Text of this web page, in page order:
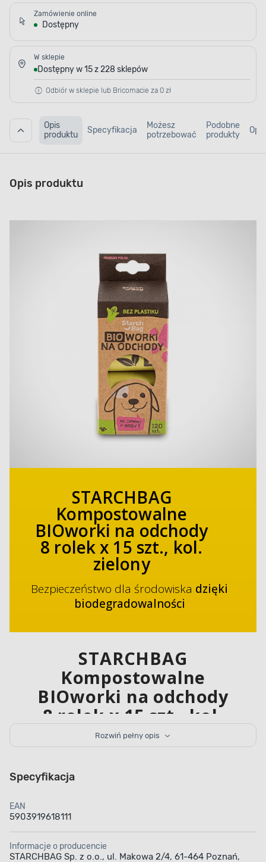
Zamówienie online
Dostępny
W sklepie
Dostępny w 15 z 228 sklepów
Odbiór w sklepie lub Bricomacie za 0 zł
Opis
produktu
Specyfikacja
Możesz
potrzebować
Podobne
produkty
Opis produktu
STARCHBAG
Kompostowalne
BIOworki na odchody
8 rolek x 15 szt., kol.
zielony
Bezpieczeństwo dla środowiska dzięki
biodegradowalności
STARCHBAG
Kompostowalne
BIOworki na odchody
8 rolek x 15 szt., kol.
zielony
czystości po swoim
psie
Rozwiń pełny opis
Specyfikacja
EAN
5903919618111
Informacje o producencie
STARCHBAG Sp. z o.o., ul. Makowa 2/4, 61-464 Poznań,